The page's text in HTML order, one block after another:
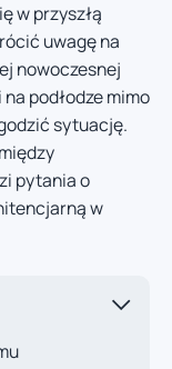
w przyszłą
uwagę na
nowoczesnej
podłodze mimo
sytuację.
pytania o
w